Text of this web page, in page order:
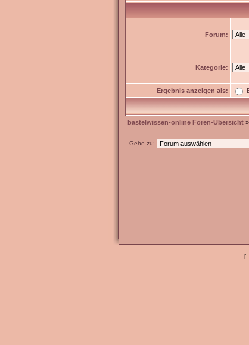
Forum:
Kategorie:
Ergebnis anzeigen als:
bastelwissen-online Foren-Übersicht
Gehe zu:
[